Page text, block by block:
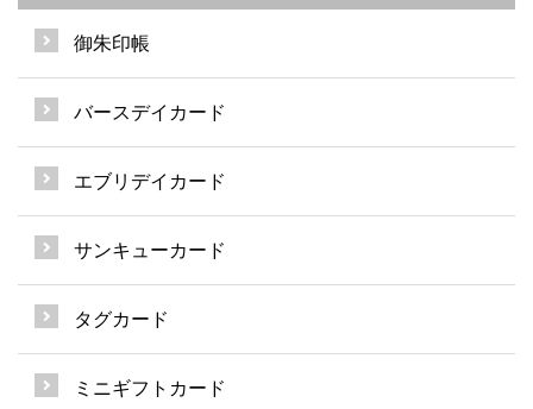
御朱印帳
バースデイカード
エブリデイカード
サンキューカード
タグカード
ミニギフトカード